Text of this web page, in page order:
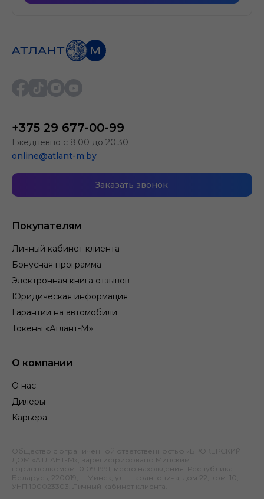
Покупателям
Личный кабинет клиента
Бонусная программа
Электронная книга отзывов
Юридическая информация
Гарантии на автомобили
Токены «Атлант-М»
О компании
О нас
Дилеры
Карьера
+375 29 677-00-99
Ежедневно с 8:00 до 20:30
online@atlant-m.by
Заказать звонок
Общество с ограниченной ответственностью «БРОКЕРСКИЙ
ДОМ «АТЛАНТ-М», зарегистрировано Минским
горисполкомом 10.09.1991; место нахождения: Республика
Беларусь, 220019, г. Минск, ул. Шаранговича, дом 22, ком. 10;
УНП 100023303.
Личный кабинет клиента